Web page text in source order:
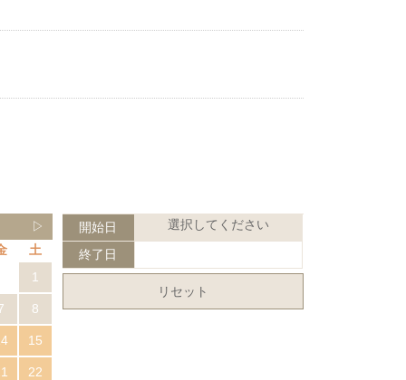
▷
土
1
8
15
22
開始日 選択してください
終了日
リセット